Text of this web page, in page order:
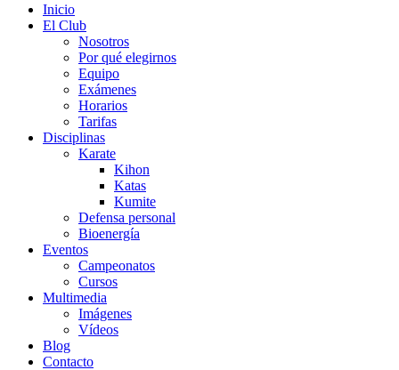
Inicio
El Club
Nosotros
Por qué elegirnos
Equipo
Exámenes
Horarios
Tarifas
Disciplinas
Karate
Kihon
Katas
Kumite
Defensa personal
Bioenergía
Eventos
Campeonatos
Cursos
Multimedia
Imágenes
Vídeos
Blog
Contacto